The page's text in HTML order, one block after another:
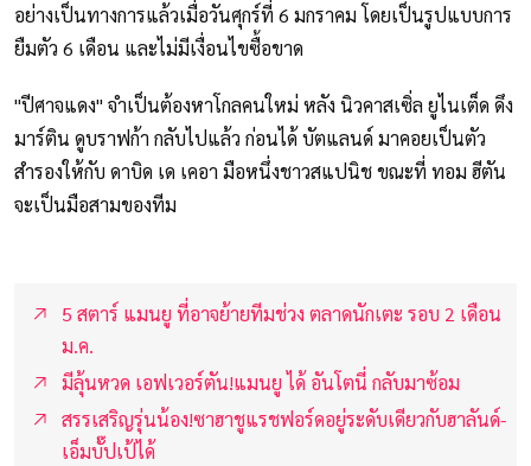
อย่างเป็นทางการแล้วเมื่อวันศุกร์ที่ 6 มกราคม โดยเป็นรูปแบบการ
ยืมตัว 6 เดือน และไม่มีเงื่อนไขซื้อขาด
"ปีศาจแดง" จำเป็นต้องหาโกลคนใหม่ หลัง นิวคาสเซิ่ล ยูไนเต็ด ดึง
มาร์ติน ดูบราฟก้า กลับไปแล้ว ก่อนได้ บัตแลนด์ มาคอยเป็นตัว
สำรองให้กับ ดาบิด เด เคอา มือหนึ่งชาวสแปนิช ขณะที่ ทอม ฮีตัน
จะเป็นมือสามของทีม
5 สตาร์ แมนยู ที่อาจย้ายทีมช่วง ตลาดนักเตะ รอบ 2 เดือน
ม.ค.
มีลุ้นหวด เอฟเวอร์ตัน!แมนยู ได้ อันโตนี่ กลับมาซ้อม
สรรเสริญรุ่นน้อง!ซาฮาชูแรชฟอร์ดอยู่ระดับเดียวกับฮาลันด์-
เอ็มบั๊ปเป้ได้